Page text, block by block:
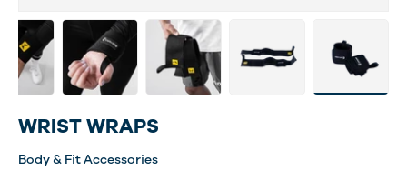
3 in gallerij-weergave
afbeelding 4 in gallerij-weergave
Laad afbeelding 5 in gallerij-weergave
Laad afbeelding 6 in gallerij-
WRIST WRAPS
Body & Fit Accessories